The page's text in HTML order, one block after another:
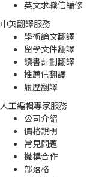
英文求職信編修
中英翻譯服務
學術論文翻譯
留學文件翻譯
讀書計劃翻譯
推薦信翻譯
履歷翻譯
人工編輯專家服務
公司介紹
價格說明
常見問題
機構合作
部落格